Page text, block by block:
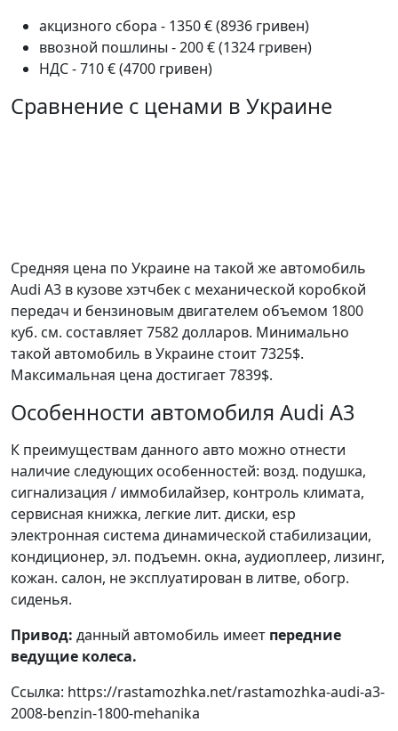
акцизного сбора - 1350 € (8936 гривен)
ввозной пошлины - 200 € (1324 гривен)
НДС - 710 € (4700 гривен)
Сравнение с ценами в Украине
Средняя цена по Украине на такой же автомобиль
Audi A3 в кузове хэтчбек c механической коробкой
передач и бензиновым двигателем объемом 1800
куб. см. составляет 7582 долларов. Минимально
такой автомобиль в Украине стоит 7325$.
Максимальная цена достигает 7839$.
Особенности автомобиля Audi A3
К преимуществам данного авто можно отнести
наличие следующих особенностей: возд. подушка,
сигнализация / иммобилайзер, контроль климата,
сервисная книжка, легкие лит. диски, esp
электронная система динамической стабилизации,
кондиционер, эл. подъемн. окна, аудиоплеер, лизинг,
кожан. салон, не эксплуатирован в литве, обогр.
сиденья.
Привод: данный автомобиль имеет передние
ведущие колеса.
Ссылка: https://rastamozhka.net/rastamozhka-audi-a3-
2008-benzin-1800-mehanika